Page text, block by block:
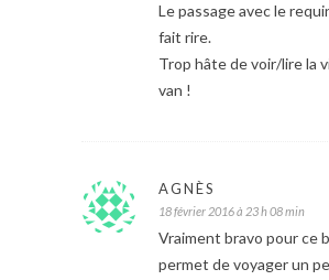
Le passage avec le
fait rire.
Trop hâte de voir/lire la
van !
AGNÈS
18 février 2016 à 23 h 08 min
Vraiment bravo pour ce
permet de voyager un